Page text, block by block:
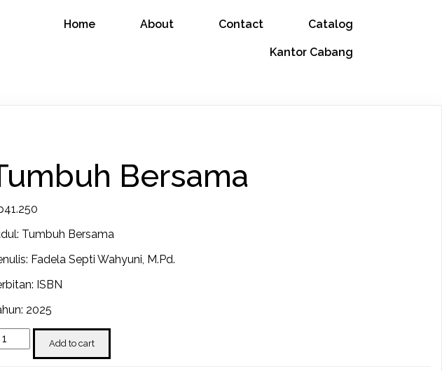
Home About Contact Catalog
Kantor Cabang
Bersama
41.250
Tumbuh Bersama
Fadela Septi Wahyuni, M.Pd.
ISBN
2025
Add to cart